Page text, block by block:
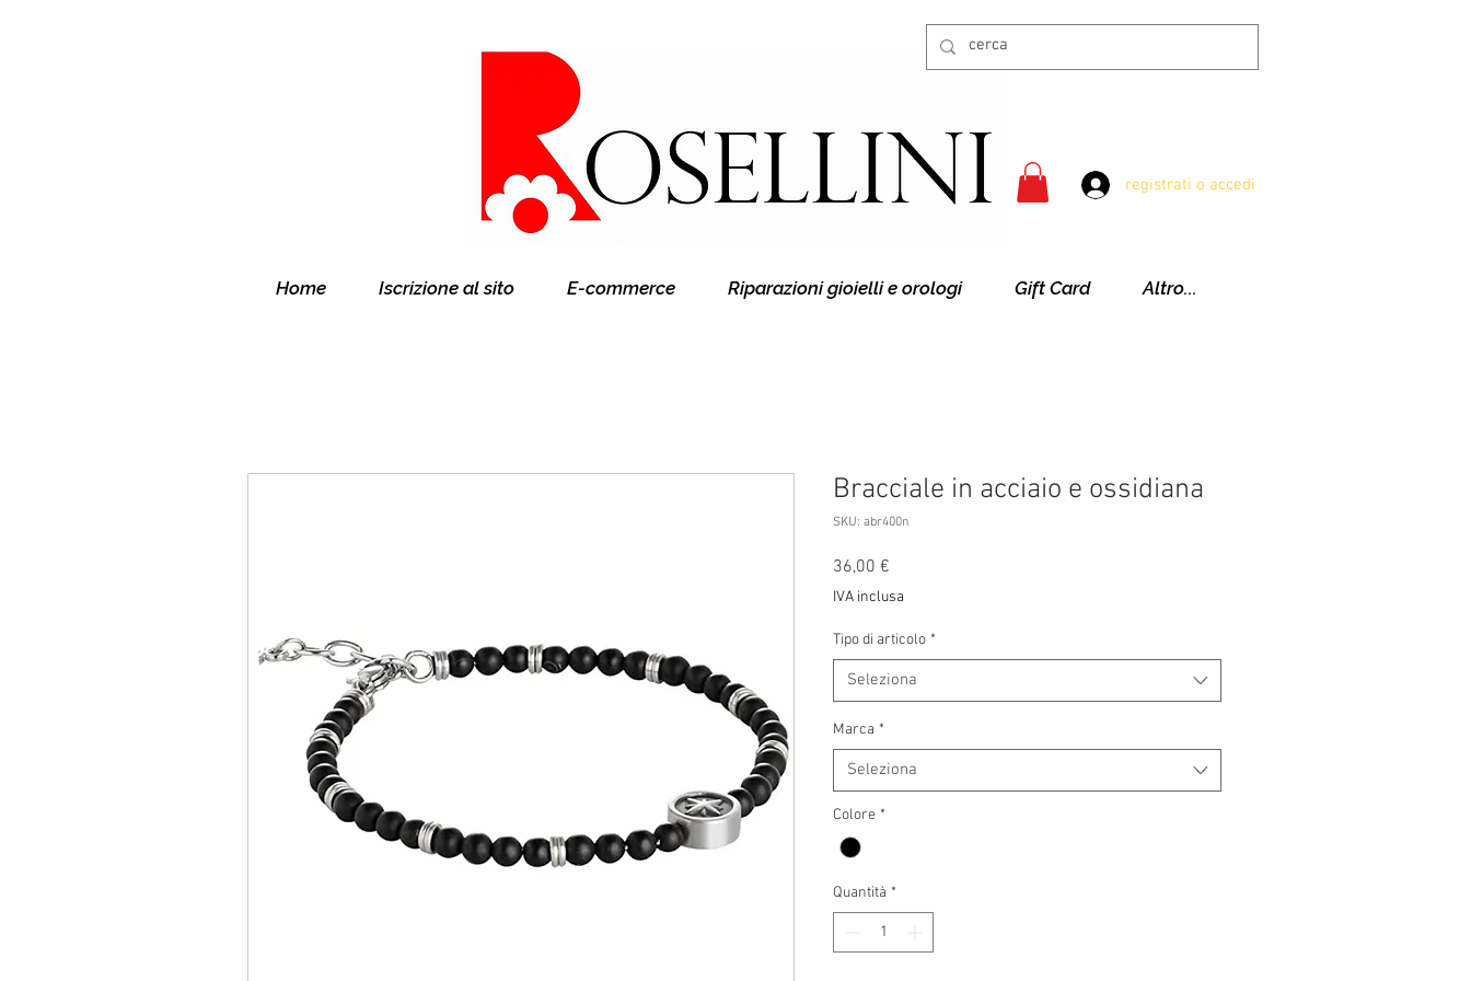
Gioielleria Rosellini
Rosellini online
registrati o accedi
Home Iscrizione al sito E-commerce Riparazioni gioielli e orologi Gift Card Altro...
Bracciale in acciaio e ossidiana
SKU: abr400n
36,00 €
IVA inclusa
Tipo di articolo *
Seleziona
Marca *
Seleziona
Colore *
Quantità *